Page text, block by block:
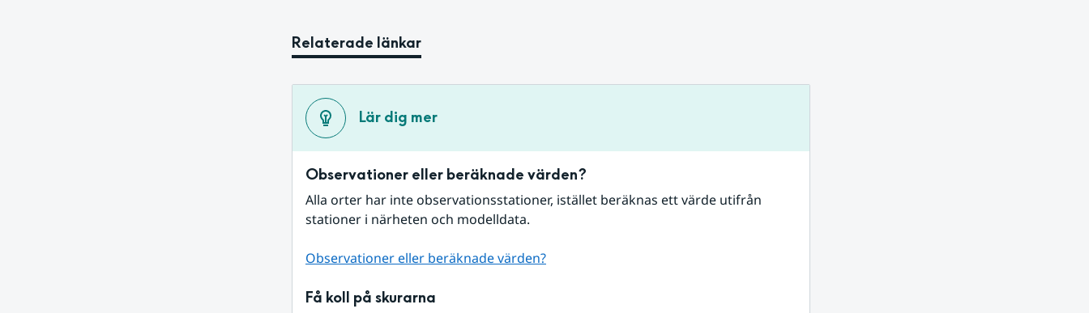
Relaterade länkar
Lär dig mer
Observationer eller beräknade värden?
Alla orter har inte observationsstationer, istället beräknas ett värde utifrån
stationer i närheten och modelldata.
Observationer eller beräknade värden?
Få koll på skurarna